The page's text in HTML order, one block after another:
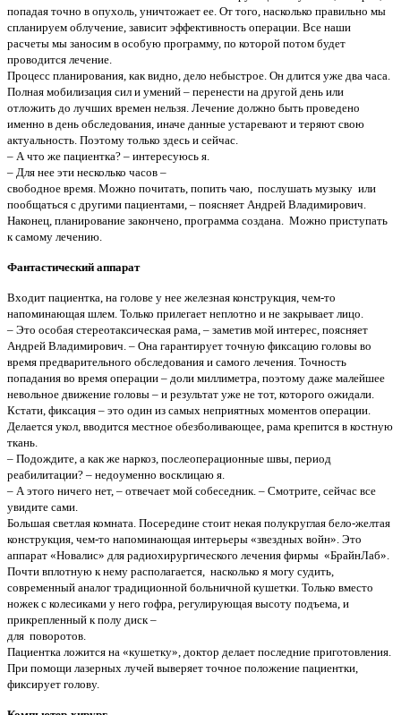
попадая точно в опухоль, уничтожает ее. От того, насколько правильно мы
спланируем облучение, зависит эффективность операции. Все наши
расчеты мы заносим в особую программу, по которой потом будет
проводится лечение.
Процесс планирования, как видно, дело небыстрое. Он длится уже два часа.
Полная мобилизация сил и умений – перенести на другой день или
отложить до лучших времен нельзя. Лечение должно быть проведено
именно в день обследования, иначе данные устаревают и теряют свою
актуальность. Поэтому только здесь и сейчас.
– А что же пациентка? – интересуюсь я.
– Для нее эти несколько часов –
свободное время. Можно почитать, попить чаю, послушать музыку или
пообщаться с другими пациентами, – поясняет Андрей Владимирович.
Наконец, планирование закончено, программа создана. Можно приступать
к самому лечению.
Фантастический аппарат
Входит пациентка, на голове у нее железная конструкция, чем-то
напоминающая шлем. Только прилегает неплотно и не закрывает лицо.
– Это особая стереотаксическая рама, – заметив мой интерес, поясняет
Андрей Владимирович. – Она гарантирует точную фиксацию головы во
время предварительного обследования и самого лечения. Точность
попадания во время операции – доли миллиметра, поэтому даже малейшее
невольное движение головы – и результат уже не тот, которого ожидали.
Кстати, фиксация – это один из самых неприятных моментов операции.
Делается укол, вводится местное обезболивающее, рама крепится в костную
ткань.
– Подождите, а как же наркоз, послеоперационные швы, период
реабилитации? – недоуменно восклицаю я.
– А этого ничего нет, – отвечает мой собеседник. – Смотрите, сейчас все
увидите сами.
Большая светлая комната. Посередине стоит некая полукруглая бело-желтая
конструкция, чем-то напоминающая интерьеры «звездных войн». Это
аппарат «Новалис» для радиохирургического лечения фирмы «БрайнЛаб».
Почти вплотную к нему располагается, насколько я могу судить,
современный аналог традиционной больничной кушетки. Только вместо
ножек с колесиками у него гофра, регулирующая высоту подъема, и
прикрепленный к полу диск –
для поворотов.
Пациентка ложится на «кушетку», доктор делает последние приготовления.
При помощи лазерных лучей выверяет точное положение пациентки,
фиксирует голову.